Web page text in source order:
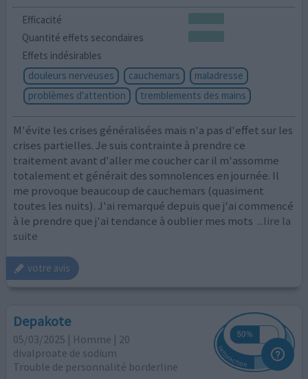
Efficacité
Quantité effets secondaires
Effets indésirables
douleurs nerveuses
cauchemars
maladresse
problèmes d'attention
tremblements des mains
M'évite les crises généralisées mais n'a pas d'effet sur les
crises partielles. Je suis contrainte à prendre ce
traitement avant d'aller me coucher car il m'assomme
totalement et générait des somnolences en journée. Il
me provoque beaucoup de cauchemars (quasiment
toutes les nuits). J'ai remarqué depuis que j'ai commencé
à le prendre que j'ai tendance à oublier mes mots ...lire la
suite
votre avis
Depakote
05/03/2025 | Homme | 20
divalproate de sodium
Trouble de personnalité borderline